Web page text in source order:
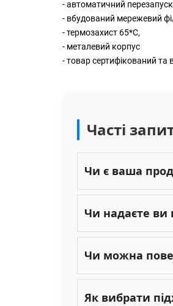
- автоматичний
- вбудований мережевий
- термозахист 65*C,
- металевий корпус
- товар сертифікований
Часті
Чи є ваша
Чи надаєте ви
Чи можна
Як вибрати